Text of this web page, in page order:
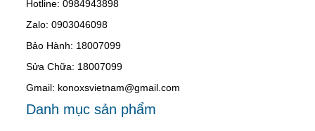
Hotline: 0984943898
Zalo: 0903046098
Bảo Hành: 18007099
Sửa Chữa: 18007099
Gmail: konoxsvietnam@gmail.com
Danh mục sản phẩm